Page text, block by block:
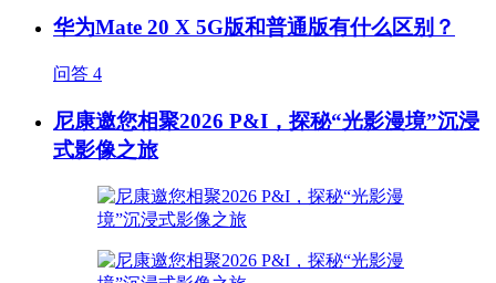
华为Mate 20 X 5G版和普通版有什么区别？
问答 4
尼康邀您相聚2026 P&I，探秘“光影漫境”沉浸
式影像之旅